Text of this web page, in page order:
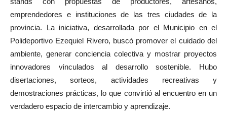
emprendedores e instituciones de las tres ciudades de la
provincia. La iniciativa, desarrollada por el Municipio en el
Polideportivo Ezequiel Rivero, buscó promover el cuidado del
ambiente, generar conciencia colectiva y mostrar proyectos
innovadores vinculados al desarrollo sostenible. Hubo
disertaciones, sorteos, actividades recreativas y
demostraciones prácticas, lo que convirtió al encuentro en un
verdadero espacio de intercambio y aprendizaje.